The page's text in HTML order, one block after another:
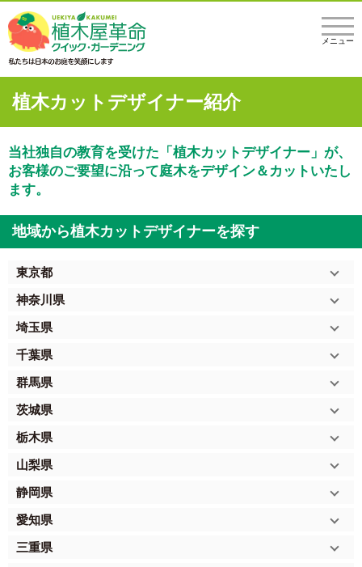
メニュー
植木カットデザイナー紹介
当社独自の教育を受けた「植木カットデザイナー」が、
お客様のご要望に沿って庭木をデザイン＆カットいたし
ます。
地域から植木カットデザイナーを探す
東京都
神奈川県
埼玉県
千葉県
群馬県
茨城県
栃木県
山梨県
静岡県
愛知県
三重県